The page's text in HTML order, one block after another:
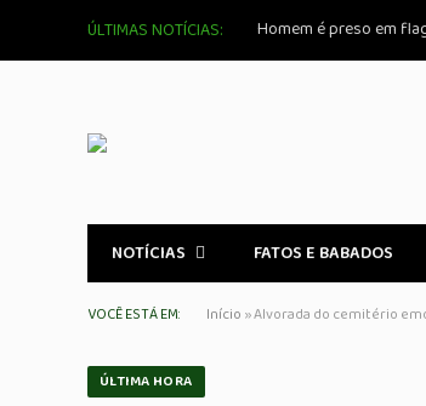
ÚLTIMAS NOTÍCIAS: Homem é preso em
NOTÍCIAS FATOS E BABADOS
VOCÊ ESTÁ EM: Início »Alvorada do cemitério
ÚLTIMA HORA